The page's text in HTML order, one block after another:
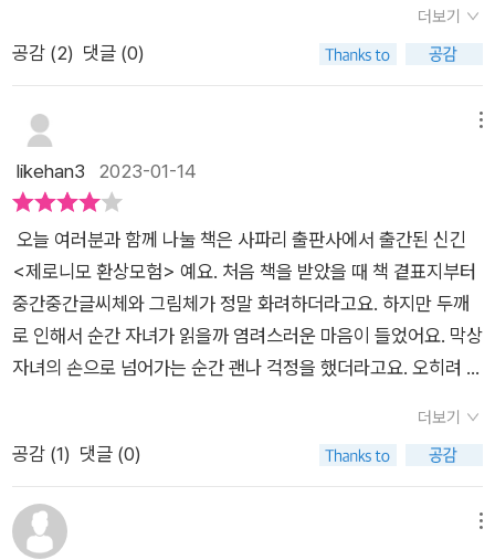
방지축 제멋대로인 알리나 멋대로 공주가 모험을 통해 여러 인물
들에게 옳고 그름을 배우며 성장해 나가는 것처럼 아이들도 이 책
을 통해 그런 깨달음을 얻을 것이라는 사실이다. 나와 너무 달라
서 사사건건 화가 나게 하는 인물에게도 배울 것이 있다거나 악한
니모의 모험을 따라 흥미진진하게 여행하며 성장할 수 있다.*이
다.#제로니모의환상모험 #판타지제국 #제로니모 #사파리 #초
등도서 #환상모험
서 가장 유명한 신문인 <찍찍 신문>의 편집장이다. 다음 날 인쇄
하기 전에 한 장 한 장 확인해보기 위해 책장을 넘기다가, 갑자기
책 속으로 끌고 들어가게 된다. 그렇게 눈 깜짝할 사이, 알 수 없
는 힘에 이끌려 책 속 판타지 세계로 빨려 들어간 제로니모는 요
정들의 여왕이자 판타지 세계의 여왕인 플로리아 플라라 여왕님
이 사는 크리스털성에 도착한다. 제로니모를 반갑게 맞이한 플
로리아 여왕은 안개가 낀 듯 어두운 표정을 지으며 말한다. '기사
님, 시간이 없어요... 판타지 세계가 또다시 커다란 위험에 빠졌거
든요. 이 세계가 희망을 되찾으려면 용감한 기사님의 도움이 절실
해요!' 판타지 세계의 오래된 숙적인 보이지 않는 군대가 화합의
보석을 훔쳐가 판타지 세계 전체가 큰 위험에 빠진 상황이었다.
제로니모는 여왕의 부탁을 받아 전설 속 왕관을 찾으러 일곱 가지
비밀의 섬으로 떠나게 된다. 그렇게 플로리아 여왕님의 딸 알리나
공주, 용 조련사이자 알리나 공주의 수호 기사인 로리안와 함께
일곱 가지 비밀의 섬으로 떠나는 모험이 시작된다. 그들은 황금빛
기롭고 따뜻한 바람에책속으로 들어가게 되고 그곳은 판타지의
세계. 그곳에서 플로리아 여왕님을 만나게 된다.판타지 세계를 위
협하는 세력들에게서 구할수 있는 방법은 전설의 왕관을 구해오
는 것,왕관을 구하기 위해 제로니모는 알리나 공주와 백호랑이 알
의 왕관을 찾아올수 있을까? 지금까지 나온 제로니모의 환상 모
을 떠나게 된것도 함께 한 이들과의 모험 이야기도 재미있었고상
상을 해본적이 없던 일들을 책속에서 만날수 있어서 좋았던 것 같
고아이와 함께 읽으면서 긴장을 하기도 하고 함께 모험을 떠나는
느낌을 받은것도 좋았다. 이책을 읽을때마다 책속의 글자가 일
정하지 않고 다양한 모양으로 되어 있는것이 신기하기도 하고 재
미있기도 하고 아이의 흥미를 끄는 이유중 하나이기도 해서 매력
적이고딱딱한 소설 책이 아니라 판타지에 딱인것 같아서 더 집중
이야기를 기대하고 기다리게 된다.그리고 모험을 떠나서 벌어지
는 이야기를 통해 아이의 상상력이 풍부해지고함께 일을 해결하
더보기
공감 (2) 댓글 (0)
likehan3 2023-01-14
​​ 오늘 여러분과 함께 나눌 책은 사파리 출판사에서 출간된 신긴
<제로니모 환상모험> 예요. 처음 책을 받았을 때 책 곁표지부터
중간중간글씨체와 그림체가 정말 화려하더라고요. 하지만 두깨
로 인해서 순간 자녀가 읽을까 염려스러운 마음이 들었어요. 막상
자녀의 손으로 넘어가는 순간 괜나 걱정을 했더라고요. 오히려 책
은 화합의 보석을 도난당한 내용으로 시작해요. 보석이 만들어진
시기는 판타지 세계가 시작하던 시기까지 거슬러 올라갈 만큼 역
된 보석의 의미를 넘어 상징적인 보석이었어요. 그런데 절망적이
더보기
공감 (1) 댓글 (0)